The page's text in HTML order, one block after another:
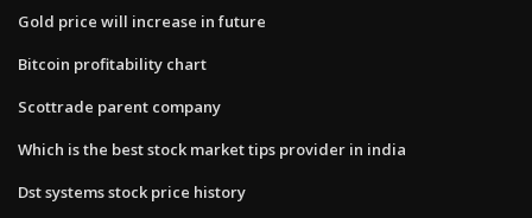
Gold price will increase in future
Bitcoin profitability chart
Scottrade parent company
Which is the best stock market tips provider in india
Dst systems stock price history